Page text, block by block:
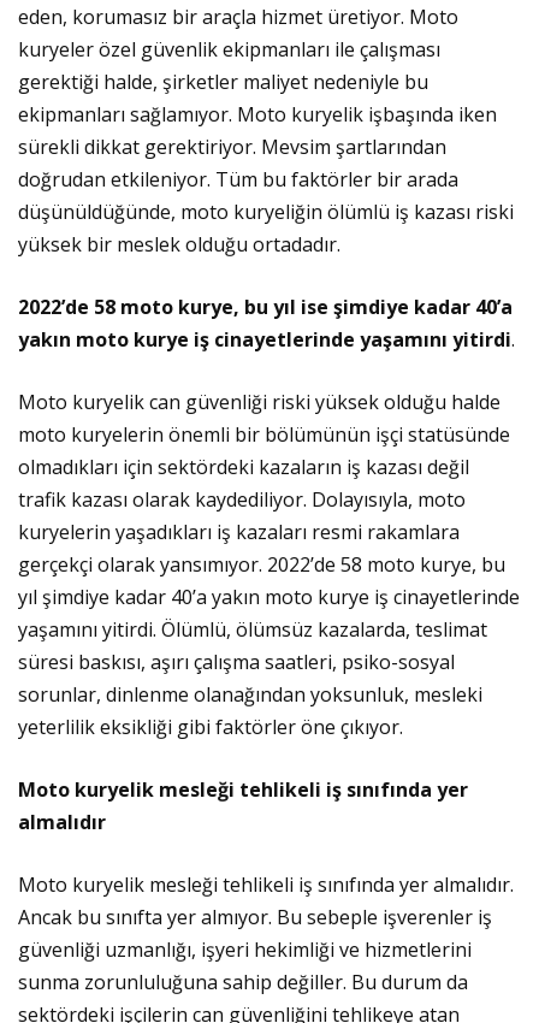
eden, korumasız bir araçla hizmet üretiyor. Moto
kuryeler özel güvenlik ekipmanları ile çalışması
gerektiği halde, şirketler maliyet nedeniyle bu
ekipmanları sağlamıyor. Moto kuryelik işbaşında iken
sürekli dikkat gerektiriyor. Mevsim şartlarından
doğrudan etkileniyor. Tüm bu faktörler bir arada
düşünüldüğünde, moto kuryeliğin ölümlü iş kazası riski
yüksek bir meslek olduğu ortadadır.
2022’de 58 moto kurye, bu yıl ise şimdiye kadar 40’a
yakın moto kurye iş cinayetlerinde yaşamını yitirdi.
Moto kuryelik can güvenliği riski yüksek olduğu halde
moto kuryelerin önemli bir bölümünün işçi statüsünde
olmadıkları için sektördeki kazaların iş kazası değil
trafik kazası olarak kaydediliyor. Dolayısıyla, moto
kuryelerin yaşadıkları iş kazaları resmi rakamlara
gerçekçi olarak yansımıyor. 2022’de 58 moto kurye, bu
yıl şimdiye kadar 40’a yakın moto kurye iş cinayetlerinde
yaşamını yitirdi. Ölümlü, ölümsüz kazalarda, teslimat
süresi baskısı, aşırı çalışma saatleri, psiko-sosyal
sorunlar, dinlenme olanağından yoksunluk, mesleki
yeterlilik eksikliği gibi faktörler öne çıkıyor.
Moto kuryelik mesleği tehlikeli iş sınıfında yer
almalıdır
Moto kuryelik mesleği tehlikeli iş sınıfında yer almalıdır.
Ancak bu sınıfta yer almıyor. Bu sebeple işverenler iş
güvenliği uzmanlığı, işyeri hekimliği ve hizmetlerini
sunma zorunluluğuna sahip değiller. Bu durum da
sektördeki işçilerin can güvenliğini tehlikeye atan